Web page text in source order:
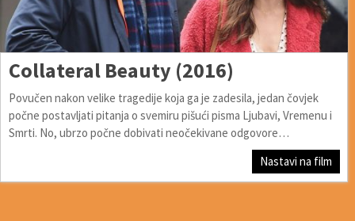
Collateral Beauty (2016)
Povučen nakon velike tragedije koja ga je zadesila, jedan čovjek
počne postavljati pitanja o svemiru pišući pisma Ljubavi, Vremenu i
Smrti. No, ubrzo počne dobivati neočekivane odgovore…
Nastavi na film